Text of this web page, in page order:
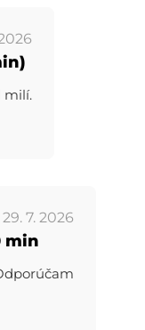
milí.
29. 7. 2026
min